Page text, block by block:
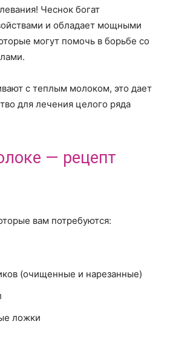
Чеснок богат
и обладает мощными
могут помочь в борьбе со
с теплым молоком, это дает
для лечения целого ряда
— рецепт
вам потребуются:
(очищенные и нарезанные)
ложки